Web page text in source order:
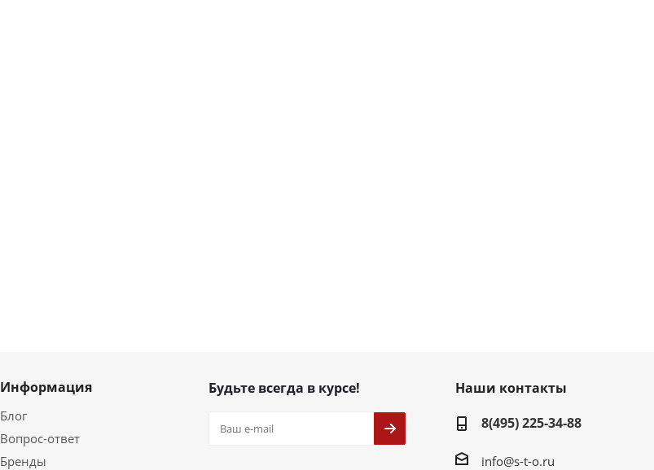
Информация
Блог
Вопрос-ответ
Бренды
Будьте всегда в курсе!
Наши контакты
8(495) 225-34-88
info@s-t-o.ru